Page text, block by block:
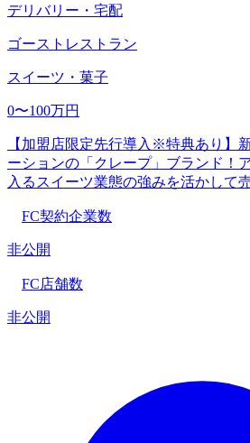
デリバリー・宅配
ゴーストレストラン
スイーツ・菓子
0〜100万円
【加盟店限定先行導入※特典あり】
ーションの「クレープ」ブランド！
入るスイーツ業態の強みを活かして
FC契約企業数
非公開
FC店舗数
非公開